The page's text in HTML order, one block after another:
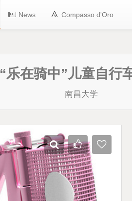
News Compasso d'Oro
“乐在骑中”儿童自行
南昌大学